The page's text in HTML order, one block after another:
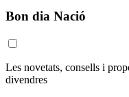
Bon dia Nació
Les novetats, consells i
divendres